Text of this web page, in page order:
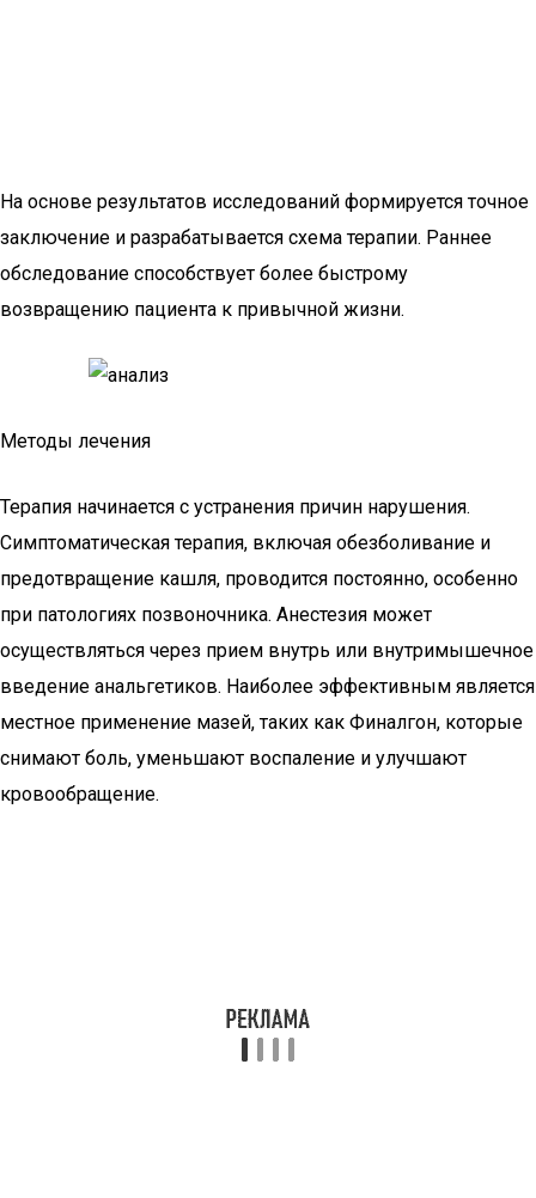
На основе результатов исследований формируется точное
заключение и разрабатывается схема терапии. Раннее
обследование способствует более быстрому
возвращению пациента к привычной жизни.
Методы лечения
Терапия начинается с устранения причин нарушения.
Симптоматическая терапия, включая обезболивание и
предотвращение кашля, проводится постоянно, особенно
при патологиях позвоночника. Анестезия может
осуществляться через прием внутрь или внутримышечное
введение анальгетиков. Наиболее эффективным является
местное применение мазей, таких как Финалгон, которые
снимают боль, уменьшают воспаление и улучшают
кровообращение.